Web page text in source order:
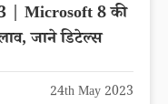
| Microsoft 8 की
जाने डिटेल्स
24th May 2023